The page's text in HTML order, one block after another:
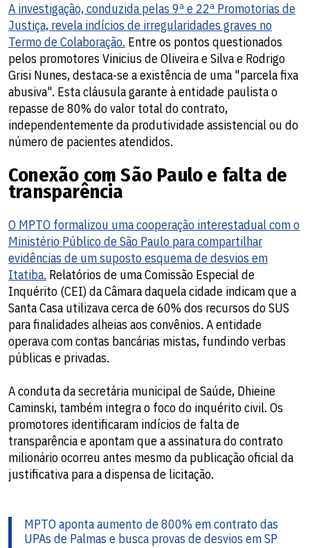
A investigação, conduzida pelas 9ª e 22ª Promotorias de
Justiça, revela indícios de irregularidades graves no
Termo de Colaboração. Entre os pontos questionados
pelos promotores Vinicius de Oliveira e Silva e Rodrigo
Grisi Nunes, destaca-se a existência de uma "parcela fixa
abusiva". Esta cláusula garante à entidade paulista o
repasse de 80% do valor total do contrato,
independentemente da produtividade assistencial ou do
número de pacientes atendidos.
Conexão com São Paulo e falta de
transparência
O MPTO formalizou uma cooperação interestadual com o
Ministério Público de São Paulo para compartilhar
evidências de um suposto esquema de desvios em
Itatiba. Relatórios de uma Comissão Especial de
Inquérito (CEI) da Câmara daquela cidade indicam que a
Santa Casa utilizava cerca de 60% dos recursos do SUS
para finalidades alheias aos convênios. A entidade
operava com contas bancárias mistas, fundindo verbas
públicas e privadas.
A conduta da secretária municipal de Saúde, Dhieine
Caminski, também integra o foco do inquérito civil. Os
promotores identificaram indícios de falta de
transparência e apontam que a assinatura do contrato
milionário ocorreu antes mesmo da publicação oficial da
justificativa para a dispensa de licitação.
MPTO aponta aumento de 800% em contrato das
UPAs de Palmas e busca provas de desvios em SP